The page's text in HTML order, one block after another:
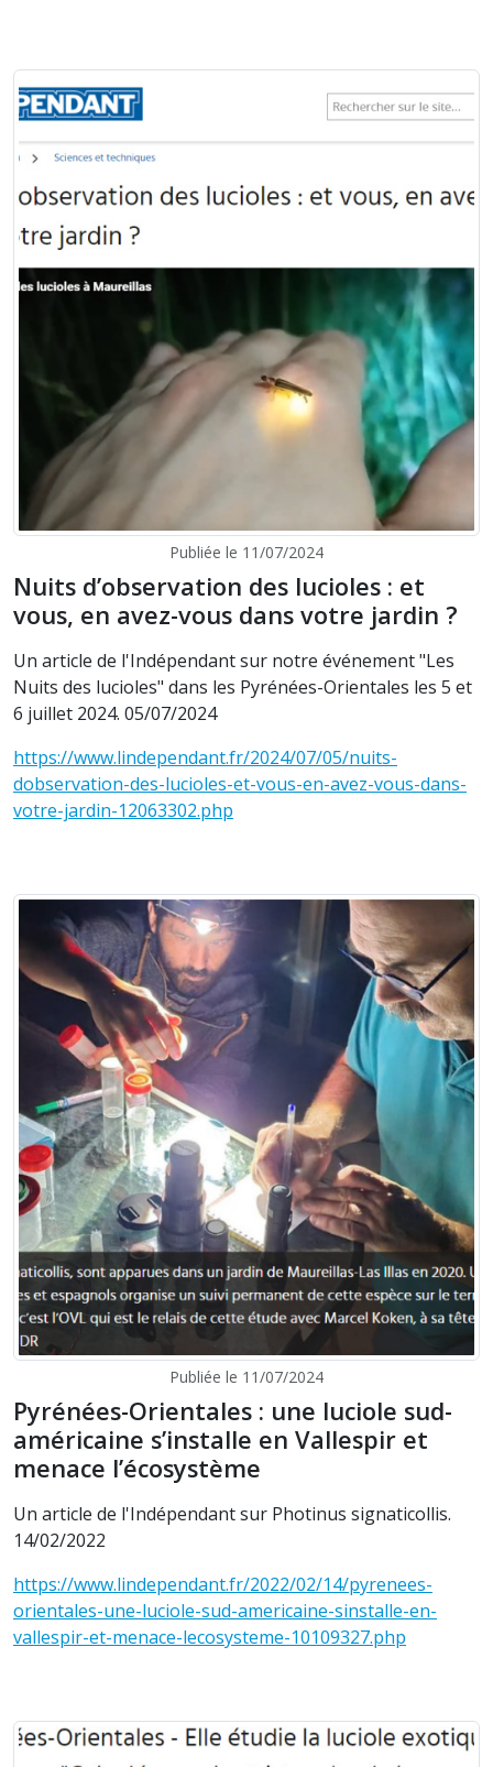
Publiée le 11/07/2024
Nuits d’observation des lucioles : et
vous, en avez-vous dans votre jardin ?
Un article de l'Indépendant sur notre événement "Les
Nuits des lucioles" dans les Pyrénées-Orientales les 5 et
6 juillet 2024. 05/07/2024
https://www.lindependant.fr/2024/07/05/nuits-
dobservation-des-lucioles-et-vous-en-avez-vous-dans-
votre-jardin-12063302.php
Publiée le 11/07/2024
Pyrénées-Orientales : une luciole sud-
américaine s’installe en Vallespir et
menace l’écosystème
Un article de l'Indépendant sur Photinus signaticollis.
14/02/2022
https://www.lindependant.fr/2022/02/14/pyrenees-
orientales-une-luciole-sud-americaine-sinstalle-en-
vallespir-et-menace-lecosysteme-10109327.php